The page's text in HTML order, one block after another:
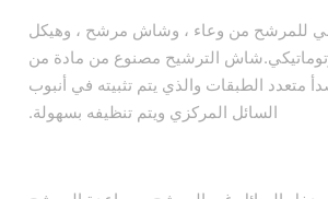
للمرشح من وعاء ، وشاش مرشح ، وهيكل
الترشيح مصنوع من مادة من
متعدد الطبقات والذي يتم تثبيته في أنبوب
السائل المركزي ويتم تنظيفه بسهولة.